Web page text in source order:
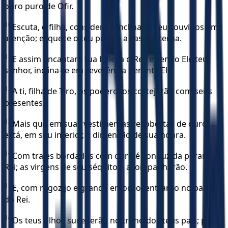
ouro puro de Ofir.
10 Escuta, ó filha, considera e inclina os teus ouvidos em
atenção; esquece o teu povo e a casa paterna.
11
E assim encantará tua beleza o Rei, e sendo Ele teu
senhor, inclina-te em reverência perante Ele.
12 A ti, filha de Tiro, os poderosos cortejarão com seus
presentes.
13 Mais que em suas vestimentas recobertas de ouro,
está, em seu interior, a dimensão de sua honra.
14 Com trajes bordados com ouro é conduzida perante o
Rei; as virgens de seu séquito a acompanharão.
15 E, com regozijo e grande emoção, entrarão no palácio
do Rei.
16 Os teus filhos sucederão no trono dos teus pais; por